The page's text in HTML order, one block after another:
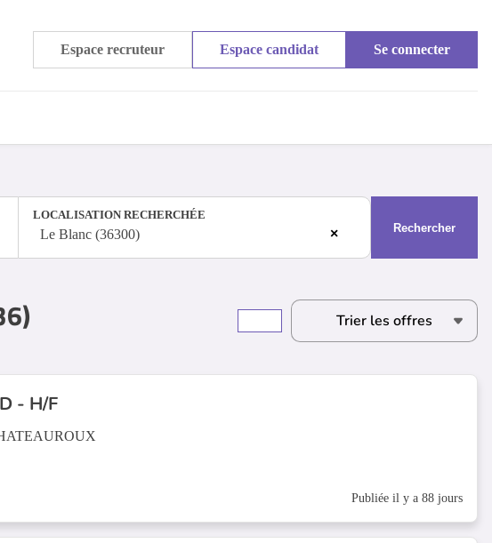
Espace recruteur Espace candidat Se connecter
LOCALISATION RECHERCHÉE
×
Le Blanc (36300) Rechercher
- H/F
Publiée il y a 88 jours